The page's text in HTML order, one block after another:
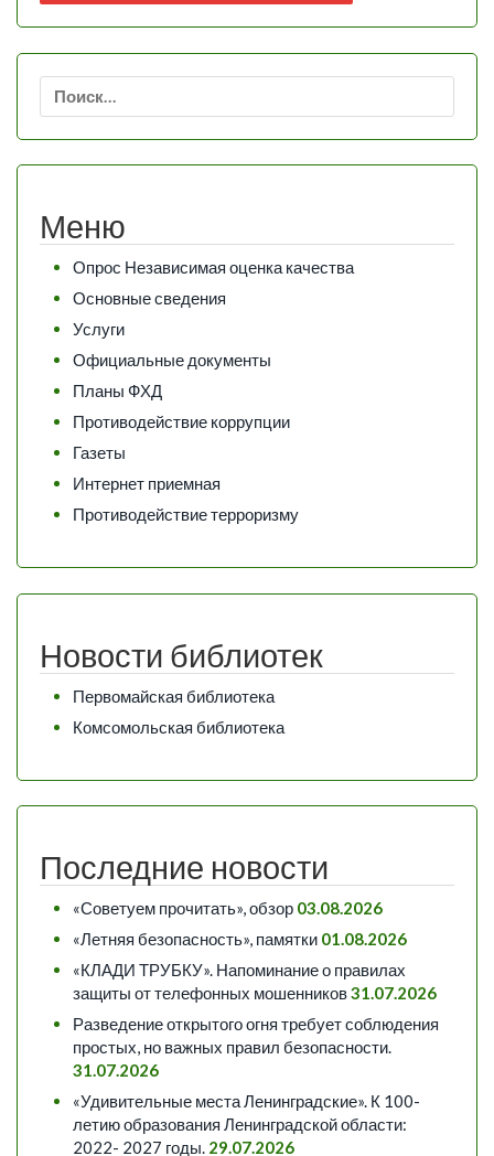
Найти:
Меню
Опрос Независимая оценка качества
Основные сведения
Услуги
Официальные документы
Планы ФХД
Противодействие коррупции
Газеты
Интернет приемная
Противодействие терроризму
Новости библиотек
Первомайская библиотека
Комсомольская библиотека
Последние новости
«Советуем прочитать», обзор 03.08.2026
«Летняя безопасность», памятки 01.08.2026
«КЛАДИ ТРУБКУ». Напоминание о правилах
защиты от телефонных мошенников31.07.2026
Разведение открытого огня требует соблюдения
простых, но важных правил безопасности.
31.07.2026
«Удивительные места Ленинградские». К 100-
летию образования Ленинградской области:
2022- 2027 годы. 29.07.2026